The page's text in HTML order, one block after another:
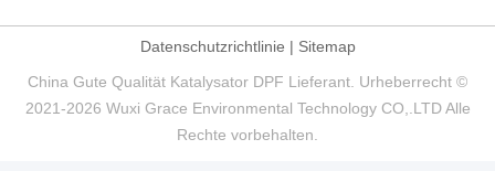
Datenschutzrichtlinie | Sitemap
China Gute Qualität Katalysator DPF Lieferant. Urheberrecht ©
2021-2026 Wuxi Grace Environmental Technology CO,.LTD Alle
Rechte vorbehalten.